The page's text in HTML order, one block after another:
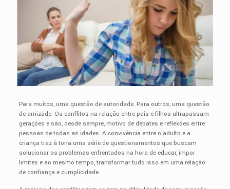
Para muitos, uma questão de autoridade. Para outros, uma questão
de amizade. Os conflitos na relação entre pais e filhos ultrapassam
gerações e são, desde sempre, motivo de debates e reflexões entre
pessoas de todas as idades. A convivência entre o adulto e a
criança traz à tona uma série de questionamentos que buscam
solucionar os problemas enfrentados na hora de educar, impor
limites e ao mesmo tempo, transformar tudo isso em uma relação
de confiança e cumplicidade.